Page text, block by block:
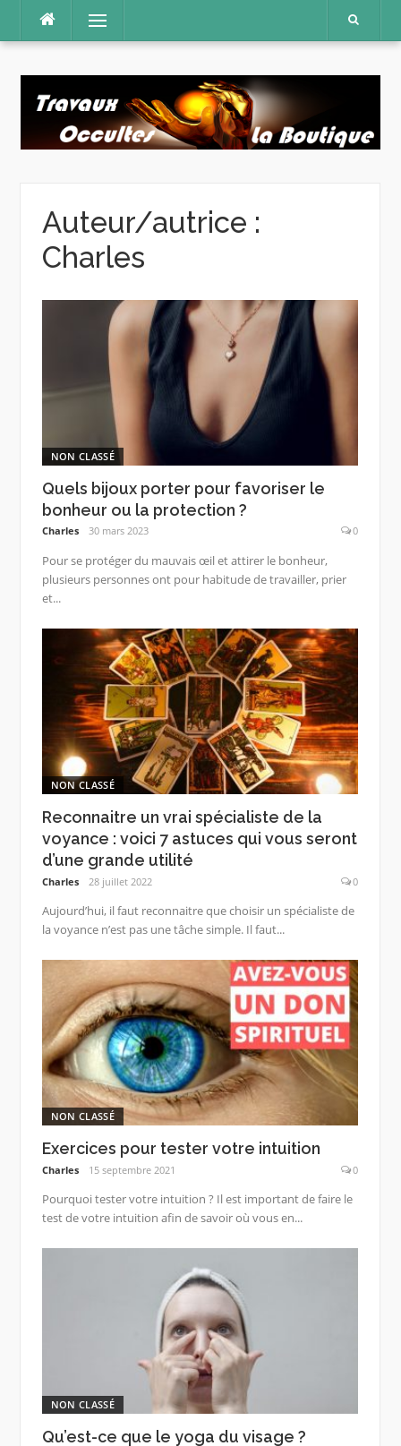
contenu
Menu
Auteur/autrice :
Charles
NON CLASSÉ
Quels bijoux porter pour favoriser le
bonheur ou la protection ?
Charles 30 mars 2023 0
Pour se protéger du mauvais œil et attirer le bonheur,
plusieurs personnes ont pour habitude de travailler, prier
et...
NON CLASSÉ
Reconnaitre un vrai spécialiste de la
voyance : voici 7 astuces qui vous seront
d’une grande utilité
Charles 28 juillet 2022 0
Aujourd’hui, il faut reconnaitre que choisir un spécialiste de
la voyance n’est pas une tâche simple. Il faut...
NON CLASSÉ
Exercices pour tester votre intuition
Charles 15 septembre 2021 0
Pourquoi tester votre intuition ? Il est important de faire le
test de votre intuition afin de savoir où vous en...
NON CLASSÉ
Qu’est-ce que le yoga du visage ?